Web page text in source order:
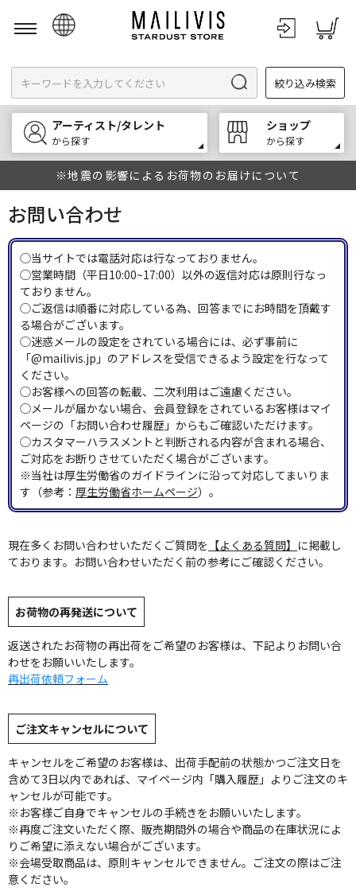
English
한국어
中文
絞り込み検索
アーティスト/タレント
から探す
ショップ
から探す
※地震の影響によるお荷物のお届けについて
お問い合わせ
◯当サイトでは電話対応は行なっておりません。
◯営業時間（平日10:00~17:00）以外の返信対応は原則行なっ
ておりません。
◯ご返信は順番に対応している為、回答までにお時間を頂戴す
る場合がございます。
◯迷惑メールの設定をされている場合には、必ず事前に
「@mailivis.jp」のアドレスを受信できるよう設定を行なって
ください。
◯お客様への回答の転載、二次利用はご遠慮ください。
◯メールが届かない場合、会員登録をされているお客様はマイ
ページの「お問い合わせ履歴」からもご確認いただけます。
◯カスタマーハラスメントと判断される内容が含まれる場合、
ご対応をお断りさせていただく場合がございます。
※当社は厚生労働省のガイドラインに沿って対応してまいりま
す（参考： 厚生労働省ホームページ）。
現在多くお問い合わせいただくご質問を 【よくある質問】 に掲載し
ております。お問い合わせいただく前の参考にご確認ください。
お荷物の再発送について
返送されたお荷物の再出荷をご希望のお客様は、下記よりお問い合
わせをお願いいたします。
再出荷依頼フォーム
ご注文キャンセルについて
キャンセルをご希望のお客様は、出荷手配前の状態かつご注文日を
含めて3日以内であれば、マイページ内「購入履歴」よりご注文のキ
ャンセルが可能です。
※お客様ご自身でキャンセルの手続きをお願いいたします。
※再度ご注文いただく際、販売期間外の場合や商品の在庫状況によ
りご希望に添えない場合がございます。
※会場受取商品は、原則キャンセルできません。ご注文の際はご注
意ください。